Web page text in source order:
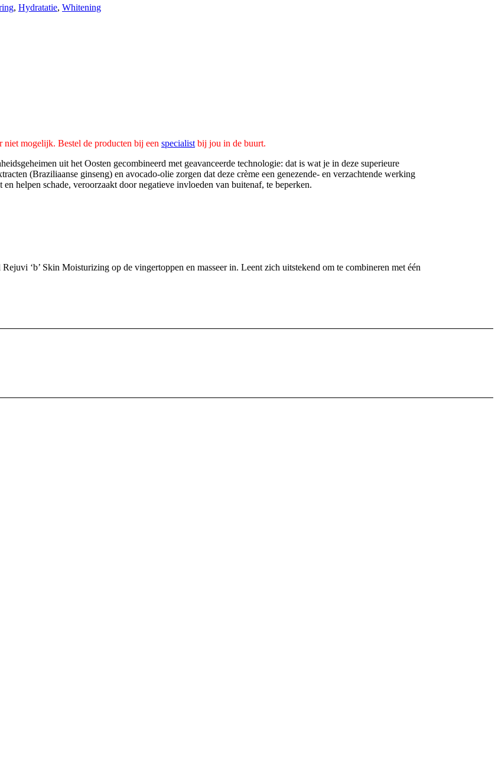
, Hydratatie, Whitening
niet mogelijk. Bestel de producten bij een specialist bij jou in de buurt.
uit het Oosten gecombineerd met geavanceerde technologie: dat is wat je in deze superieure
(Braziliaanse ginseng) en avocado-olie zorgen dat deze crème een genezende- en verzachtende werking
helpen schade, veroorzaakt door negatieve invloeden van buitenaf, te beperken.
‘b’ Skin Moisturizing op de vingertoppen en masseer in. Leent zich uitstekend om te combineren met één